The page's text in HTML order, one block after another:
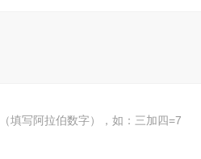
填写阿拉伯数字），如：三加四=7